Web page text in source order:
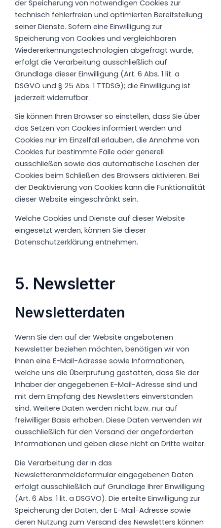
der Speicherung von notwendigen Cookies zur
technisch fehlerfreien und optimierten Bereitstellung
seiner Dienste. Sofern eine Einwilligung zur
Speicherung von Cookies und vergleichbaren
Wiedererkennungstechnologien abgefragt wurde,
erfolgt die Verarbeitung ausschließlich auf
Grundlage dieser Einwilligung (Art. 6 Abs. 1 lit. a
DSGVO und § 25 Abs. 1 TTDSG); die Einwilligung ist
jederzeit widerrufbar.
Sie können Ihren Browser so einstellen, dass Sie über
das Setzen von Cookies informiert werden und
Cookies nur im Einzelfall erlauben, die Annahme von
Cookies für bestimmte Fälle oder generell
ausschließen sowie das automatische Löschen der
Cookies beim Schließen des Browsers aktivieren. Bei
der Deaktivierung von Cookies kann die Funktionalität
dieser Website eingeschränkt sein.
Welche Cookies und Dienste auf dieser Website
eingesetzt werden, können Sie dieser
Datenschutzerklärung entnehmen.
5. Newsletter
Newsletter­daten
Wenn Sie den auf der Website angebotenen
Newsletter beziehen möchten, benötigen wir von
Ihnen eine E-Mail-Adresse sowie Informationen,
welche uns die Überprüfung gestatten, dass Sie der
Inhaber der angegebenen E-Mail-Adresse sind und
mit dem Empfang des Newsletters einverstanden
sind. Weitere Daten werden nicht bzw. nur auf
freiwilliger Basis erhoben. Diese Daten verwenden wir
ausschließlich für den Versand der angeforderten
Informationen und geben diese nicht an Dritte weiter.
Die Verarbeitung der in das
Newsletteranmeldeformular eingegebenen Daten
erfolgt ausschließlich auf Grundlage Ihrer Einwilligung
(Art. 6 Abs. 1 lit. a DSGVO). Die erteilte Einwilligung zur
Speicherung der Daten, der E-Mail-Adresse sowie
deren Nutzung zum Versand des Newsletters können